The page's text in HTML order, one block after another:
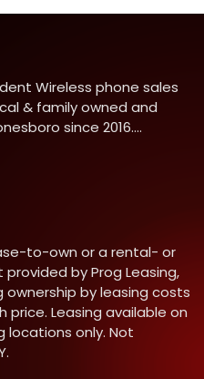
Wireless phone sales
& family owned and
since 2016....
to-own or a rental- or
by Prog Leasing,
ownership by leasing costs
price. Leasing available on
only. Not